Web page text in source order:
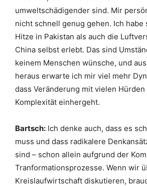
umweltschädigender sind. Mir
nicht schnell genug gehen. Ich habe
Hitze in Pakistan als auch die
China selbst erlebt. Das sind
keinem Menschen wünsche, und
heraus erwarte ich mir viel mehr
dass Veränderung mit vielen Hürden
Komplexität einhergeht.
Bartsch: Ich denke auch, dass es
muss und dass radikalere
sind – schon allein aufgrund der
Tranformationsprozesse. Wenn wir
Kreislaufwirtschaft diskutieren,